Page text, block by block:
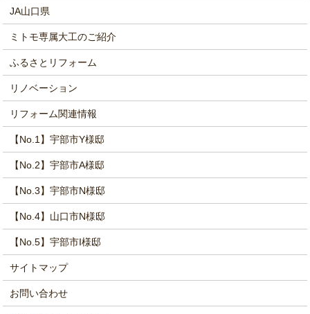
JA山口県
ミトモ専属大工のご紹介
ふるさとリフォーム
リノベーション
リフォーム関連情報
【No.1】宇部市Y様邸
【No.2】宇部市A様邸
【No.3】宇部市N様邸
【No.4】山口市N様邸
【No.5】宇部市I様邸
サイトマップ
お問い合わせ